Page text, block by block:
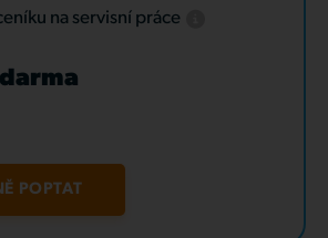
na servisní práce
POPTAT